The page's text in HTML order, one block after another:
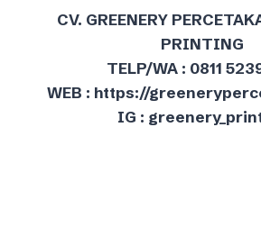
CV. GREENERY
PRINTING
TELP/WA : 0811
WEB : https://
IG :